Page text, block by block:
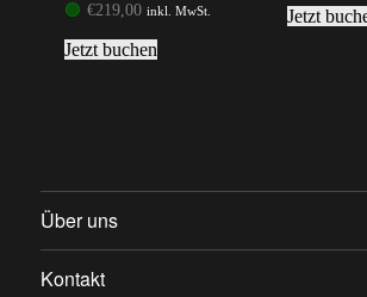
🟢 €219,00 inkl. MwSt.
Jetzt buchen
Jetzt
Über uns
Kontakt